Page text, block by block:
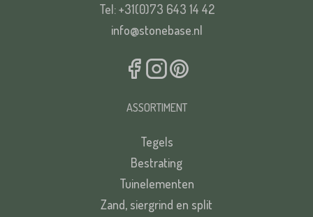
VERSTUREN
VERSTUREN
Tel: +31(0)73 643 14 42
info@stonebase.nl
ASSORTIMENT
Tegels
Bestrating
Tuinelementen
Zand, siergrind en split